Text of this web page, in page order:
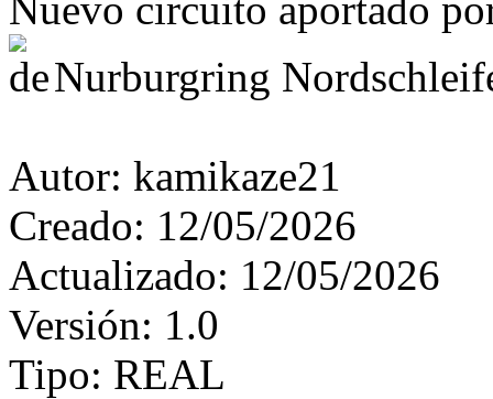
Nurburgring
Autor: kamikaze21
Creado: 12/05/2026
Actualizado: 12/05/2026
Versión: 1.0
Tipo: REAL